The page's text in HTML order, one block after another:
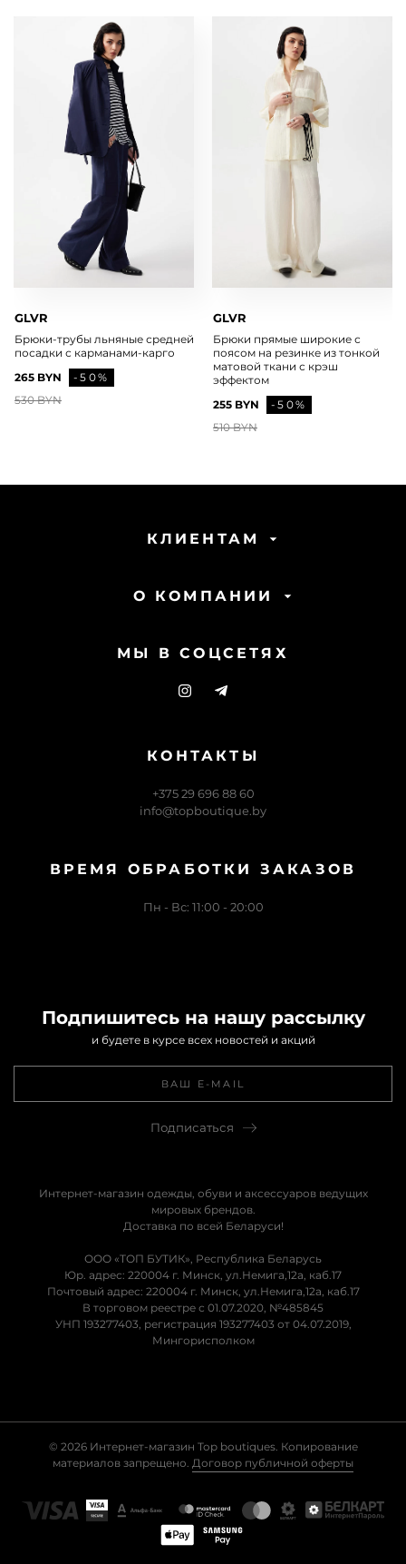
GLVR
Брюки-трубы льняные средней
посадки с карманами-карго
265 BYN
-50%
530 BYN
GLVR
Брюки прямые широкие с
поясом на резинке из тонкой
матовой ткани с крэш
эффектом
255 BYN
-50%
510 BYN
КЛИЕНТАМ
О КОМПАНИИ
МЫ В СОЦСЕТЯХ
КОНТАКТЫ
+375 29 696 88 60
info@topboutique.by
ВРЕМЯ ОБРАБОТКИ ЗАКАЗОВ
Пн - Вс: 11:00 - 20:00
Подпишитесь на нашу рассылку
и будете в курсе всех новостей и акций
Подписаться
Интернет-магазин одежды, обуви и аксессуаров ведущих
мировых брендов.
Доставка по всей Беларуси!
ООО «ТОП БУТИК», Республика Беларусь
Юр. адрес: 220004 г. Минск, ул.Немига,12а, каб.17
Почтовый адрес: 220004 г. Минск, ул.Немига,12а, каб.17
В торговом реестре с 01.07.2020, №485845
УНП 193277403, регистрация 193277403 от 04.07.2019,
Мингорисполком
© 2026 Интернет-магазин Top boutiques. Копирование
материалов запрещено. Договор публичной оферты